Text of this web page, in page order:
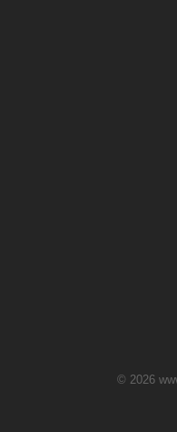
© 2026